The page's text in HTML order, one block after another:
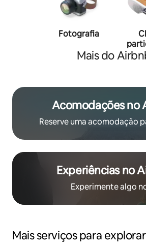
Fotografia
Mais do
Acomodações no
Reserve uma acomodação
Experiências no
Experimente algo
Mais serviços para explorar